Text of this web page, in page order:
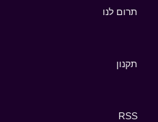
תרום לנו
תקנון
RSS